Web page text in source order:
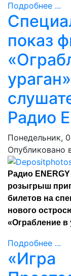
Подробнее ...
показ
Радио
Понедельник,
Опубликовано
Радио
розыгрыш
билетов на
нового
«Ограбление в
Подробнее ...
«Игра